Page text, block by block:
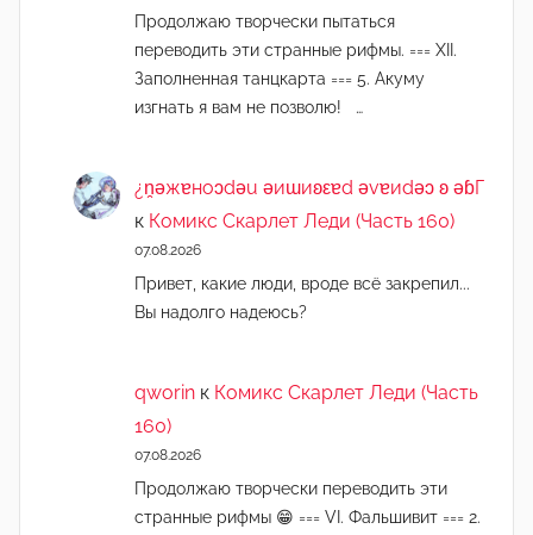
Продолжаю творчески пытаться
переводить эти странные рифмы. === XII.
Заполненная танцкарта === 5. Акуму
изгнать я вам не позволю! …
¿n̯ǝжɐноɔdǝu ǝиɯиʚεɐd ǝvɐиdǝɔ ʚ ǝɓГ
к Комикс Скарлет Леди (Часть 160)
07.08.2026
Привет, какие люди, вроде всё закрепил...
Вы надолго надеюсь?
qworin к Комикс Скарлет Леди (Часть
160)
07.08.2026
Продолжаю творчески переводить эти
странные рифмы 😁 === VI. Фальшивит === 2.